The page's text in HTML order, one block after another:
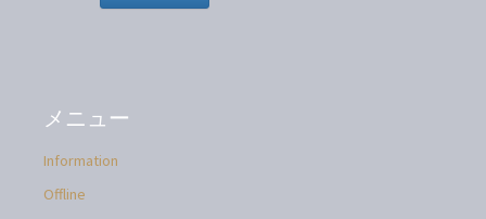
メニュー
Information
Offline